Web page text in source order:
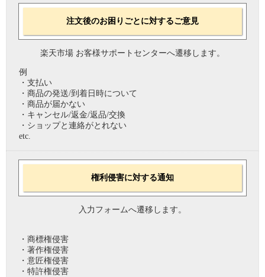
注文後のお困りごとに対するご意見
楽天市場 お客様サポートセンターへ遷移します。
例
・支払い
・商品の発送/到着日時について
・商品が届かない
・キャンセル/返金/返品/交換
・ショップと連絡がとれない
etc.
権利侵害に対する通知
入力フォームへ遷移します。
・商標権侵害
・著作権侵害
・意匠権侵害
・特許権侵害